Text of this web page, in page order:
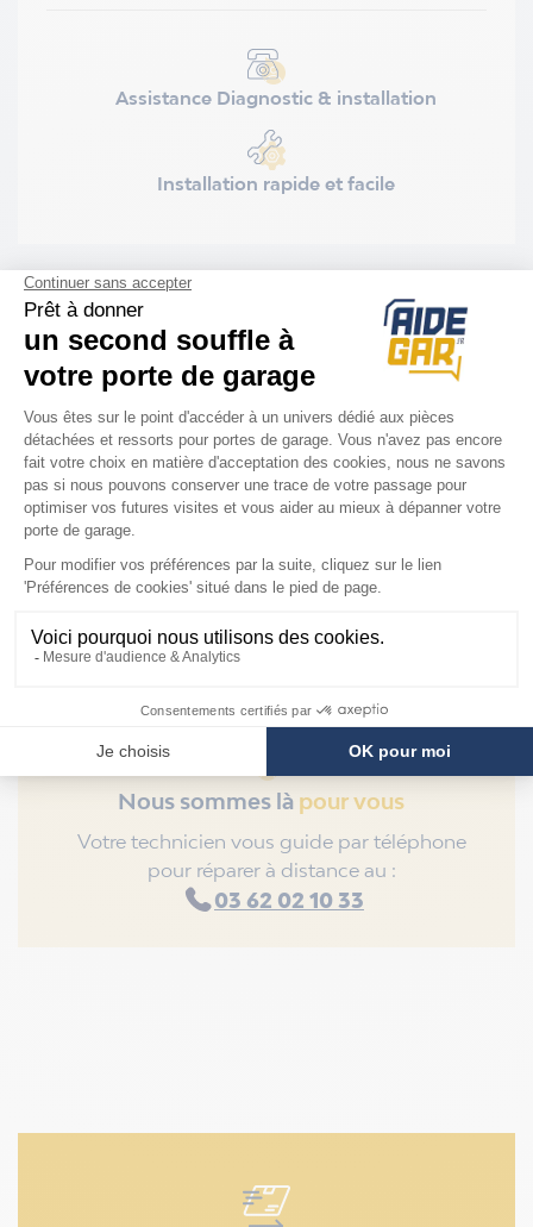
Assistance Diagnostic & installation
Installation rapide et facile
COMPATIBILITÉ
Porte Hörmann
G97
Nous sommes là pour vous
Votre technicien vous guide par téléphone
pour réparer à distance au :
03 62 02 10 33